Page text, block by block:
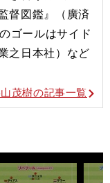
督図鑑』（廣済
ゴールはサイド
之日本社）など
茂樹の記事一覧